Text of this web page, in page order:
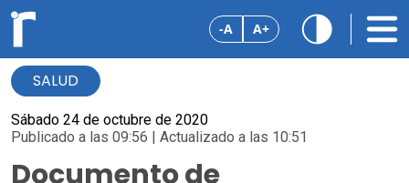
-A A+
SALUD
Sábado 24 de octubre de 2020
Publicado a las 09:56 | Actualizado a las 10:51
Documento de